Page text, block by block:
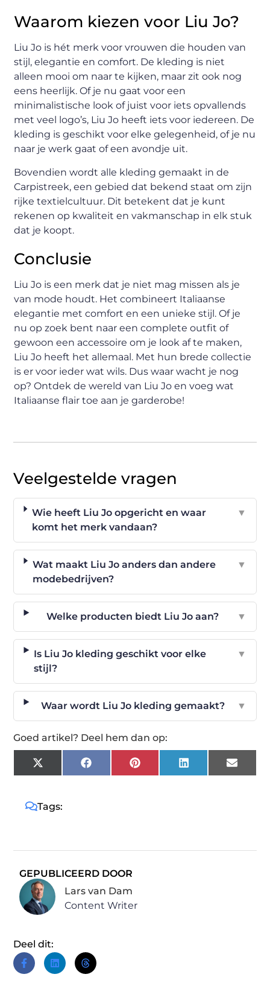
Waarom kiezen voor Liu Jo?
Liu Jo is hét merk voor vrouwen die houden van
stijl, elegantie en comfort. De kleding is niet
alleen mooi om naar te kijken, maar zit ook nog
eens heerlijk. Of je nu gaat voor een
minimalistische look of juist voor iets opvallends
met veel logo’s, Liu Jo heeft iets voor iedereen. De
kleding is geschikt voor elke gelegenheid, of je nu
naar je werk gaat of een avondje uit.
Bovendien wordt alle kleding gemaakt in de
Carpistreek, een gebied dat bekend staat om zijn
rijke textielcultuur. Dit betekent dat je kunt
rekenen op kwaliteit en vakmanschap in elk stuk
dat je koopt.
Conclusie
Liu Jo is een merk dat je niet mag missen als je
van mode houdt. Het combineert Italiaanse
elegantie met comfort en een unieke stijl. Of je
nu op zoek bent naar een complete outfit of
gewoon een accessoire om je look af te maken,
Liu Jo heeft het allemaal. Met hun brede collectie
is er voor ieder wat wils. Dus waar wacht je nog
op? Ontdek de wereld van Liu Jo en voeg wat
Italiaanse flair toe aan je garderobe!
Veelgestelde vragen
Wie heeft Liu Jo opgericht en waar
komt het merk vandaan?
▼
Wat maakt Liu Jo anders dan andere
modebedrijven?
▼
Welke producten biedt Liu Jo aan? ▼
Is Liu Jo kleding geschikt voor elke
stijl?
▼
Waar wordt Liu Jo kleding gemaakt? ▼
Goed artikel? Deel hem dan op:
X
(Twitter)
FacebookPinterestLinkedIn Email
Tags:
GEPUBLICEERD DOOR
Lars van Dam
Content Writer
Deel dit: